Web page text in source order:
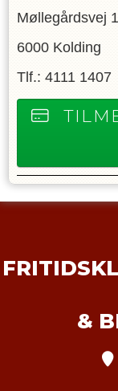
Møllegårdsvej
6000 Kolding
Tlf.: 4111 1407
&